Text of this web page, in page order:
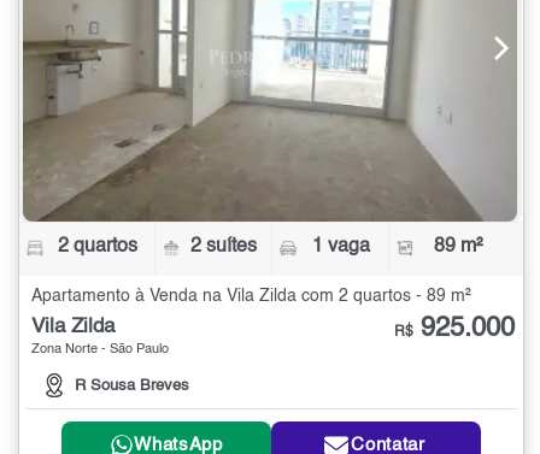
2 quartos 2 suítes 1 vaga 89 m²
Apartamento à Venda na Vila Zilda com 2 quartos - 89 m²
Vila Zilda
Zona Norte - São Paulo
R Sousa Breves
R$ 925.000
WhatsApp Contatar